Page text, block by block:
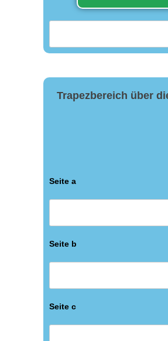
Trapezbereich über
Seite a
Seite b
Seite c